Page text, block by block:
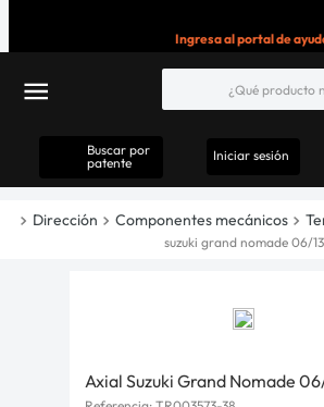
Ingresa al portal de
Buscar por
patente
Iniciar sesión
Dirección Componentes mecánicos
suzuki grand nomade 06/13
Axial Suzuki Grand Nomade